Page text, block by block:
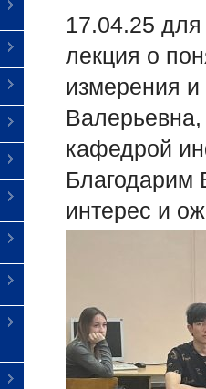
17.04.25 для
лекция о
измерения
Валерьевна,
кафедрой
Благодарим
интерес и